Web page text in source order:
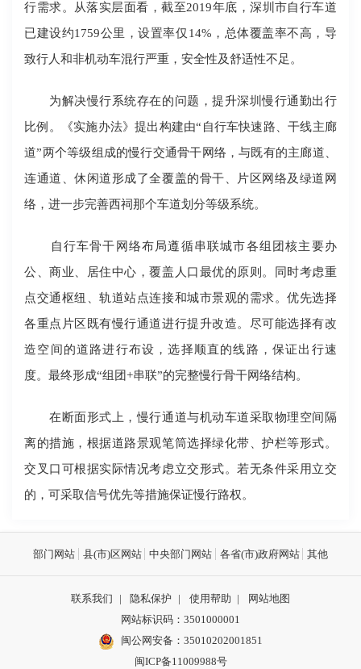
行需求。从落实层面看，截至2019年底，深圳市自行车道
已建设约1759公里，设置率仅14%，总体覆盖率不高，导
致行人和非机动车混行严重，安全性及舒适性不足。
为解决慢行系统存在的问题，提升深圳慢行通勤出行
比例。《实施办法》提出构建由“自行车快速路、干线主廊
道”两个等级组成的慢行交通骨干网络，与既有的主廊道、
连通道、休闲道形成了全覆盖的骨干、片区网络及绿道网
络，进一步完善西祠那个车道划分等级系统。
自行车骨干网络布局遵循串联城市各组团核主要办
公、商业、居住中心，覆盖人口最优的原则。同时考虑重
点交通枢纽、轨道站点连接和城市景观的需求。优先选择
各重点片区既有慢行通道进行提升改造。尽可能选择有改
造空间的道路进行布设，选择顺直的线路，保证出行速
度。最终形成“组团+串联”的完整慢行骨干网络结构。
在断面形式上，慢行通道与机动车道采取物理空间隔
离的措施，根据道路景观笔筒选择绿化带、护栏等形式。
交叉口可根据实际情况考虑立交形式。若无条件采用立交
的，可采取信号优先等措施保证慢行路权。
部门网站 县(市)区网站 中央部门网站 各省(市)政府网站 其他
联系我们 | 隐私保护 | 使用帮助 |
网站地图
网站标识码：3501000001
闽公网安备： 35010202001851
闽ICP备11009988号